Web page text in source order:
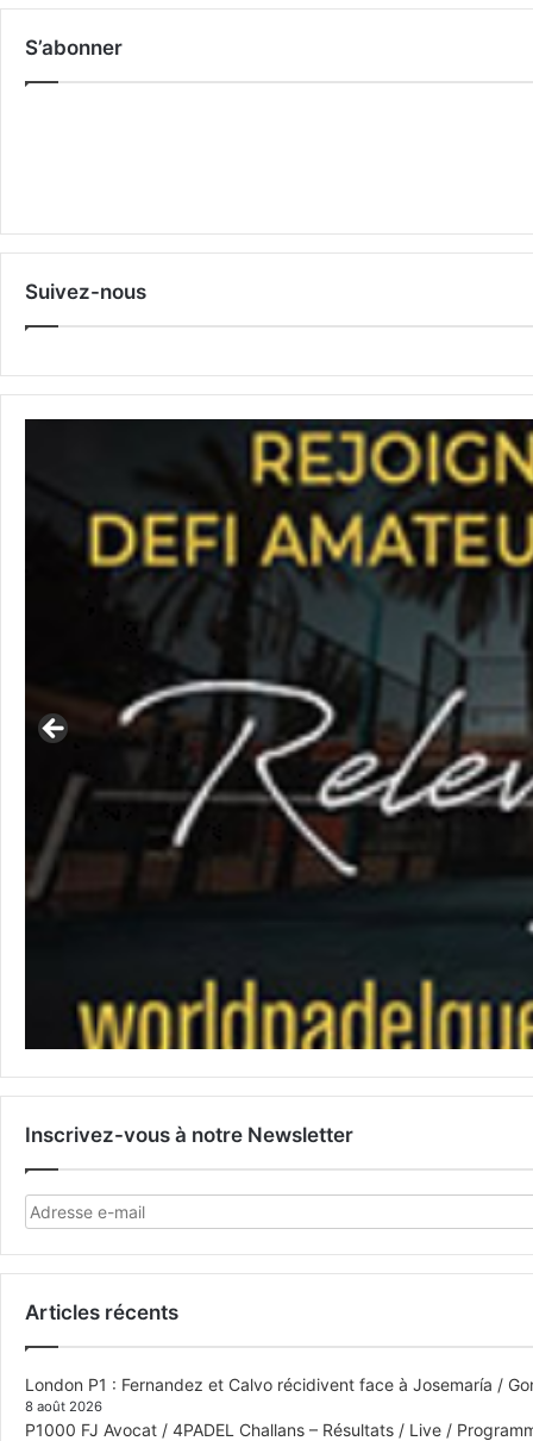
S’abonner
Suivez-nous
Inscrivez-vous à notre Newsletter
Articles récents
London P1 : Fernandez et Calvo récidivent face à Josemaría /
8 août 2026
P1000 FJ Avocat / 4PADEL Challans – Résultats / Live /